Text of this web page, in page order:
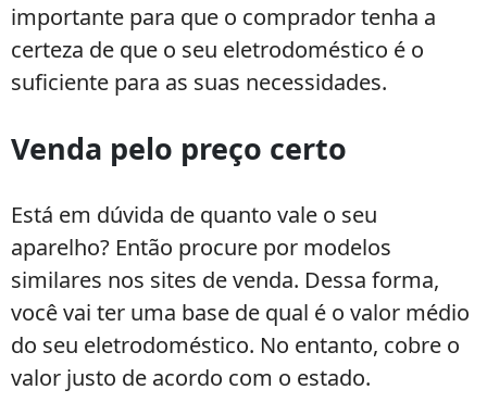
importante para que o comprador tenha a
certeza de que o seu eletrodoméstico é o
suficiente para as suas necessidades.
Venda pelo preço certo
Está em dúvida de quanto vale o seu
aparelho? Então procure por modelos
similares nos sites de venda. Dessa forma,
você vai ter uma base de qual é o valor médio
do seu eletrodoméstico. No entanto, cobre o
valor justo de acordo com o estado.